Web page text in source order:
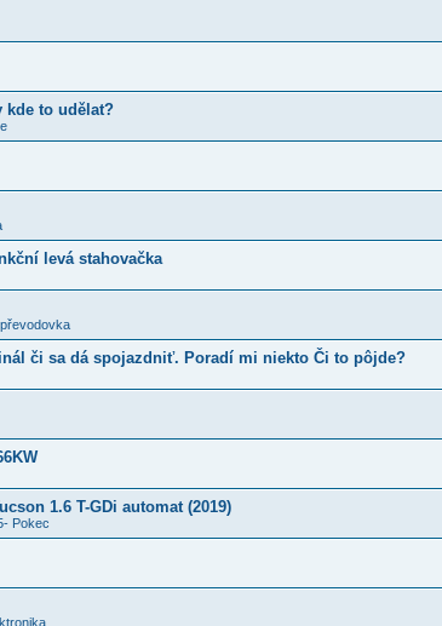
kde to udělat?
levá stahovačka
či sa dá spojazdniť. Poradí mi niekto Či to pôjde?
1.6 T-GDi automat (2019)
Pokec